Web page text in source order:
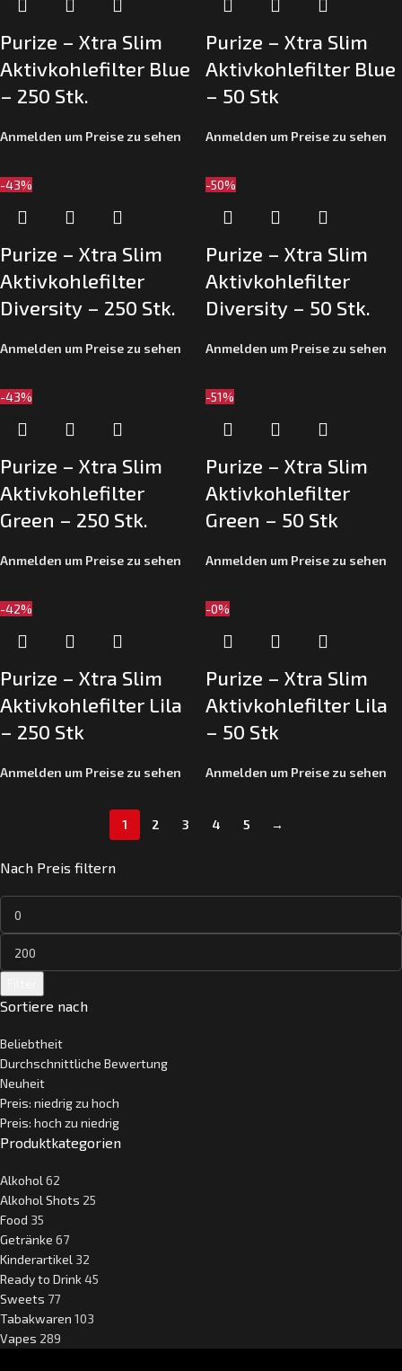
Nach Preis filtern
Sortiere nach
Beliebtheit
Durchschnittliche Bewertung
Neuheit
Preis: niedrig zu hoch
Preis: hoch zu niedrig
Produktkategorien
Alkohol 62
Alkohol Shots 25
Food 35
Getränke 67
Kinderartikel 32
Ready to Drink 45
Sweets 77
Tabakwaren 103
Vapes 289
Purize – Xtra Slim
Aktivkohlefilter Blue
– 250 Stk.
Anmelden um Preise zu sehen
Purize – Xtra Slim
Aktivkohlefilter Blue
– 50 Stk
Anmelden um Preise zu sehen
-43%
Purize – Xtra Slim
Aktivkohlefilter
Diversity – 250 Stk.
Anmelden um Preise zu sehen
-50%
Purize – Xtra Slim
Aktivkohlefilter
Diversity – 50 Stk.
Anmelden um Preise zu sehen
-43%
Purize – Xtra Slim
Aktivkohlefilter
Green – 250 Stk.
Anmelden um Preise zu sehen
-51%
Purize – Xtra Slim
Aktivkohlefilter
Green – 50 Stk
Anmelden um Preise zu sehen
-42%
Purize – Xtra Slim
Aktivkohlefilter Lila
– 250 Stk
Anmelden um Preise zu sehen
-0%
Purize – Xtra Slim
Aktivkohlefilter Lila
– 50 Stk
Anmelden um Preise zu sehen
1 2 3 4 5 →